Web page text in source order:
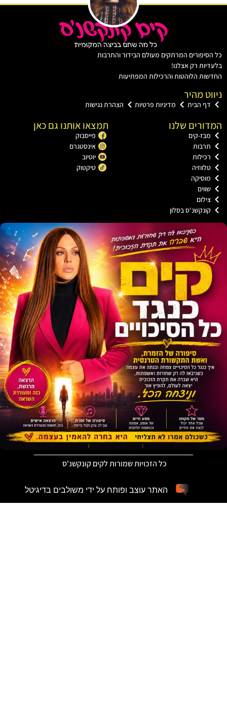
המרתקים מעולם הבידור והתרבות
רק אצלנו!
הלוהטות והרכילות המפתיעות
מהיר
הבית מדיניות פרטיות הצהרת נגישות
שלנו
קים
בסלון
תמצאו אותנו גם כאן
פייסבוק
אינסטגרם
יוטיוב
טיקטוק
כל הזכויות שמורות לקים קונקשנ'ס
האתר עוצב ופותח על ידי משולבים בדיגיטל